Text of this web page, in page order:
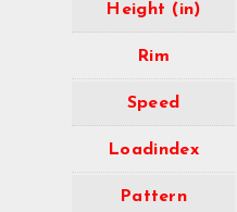
Height (in)
Rim
Speed
Loadindex
Pattern